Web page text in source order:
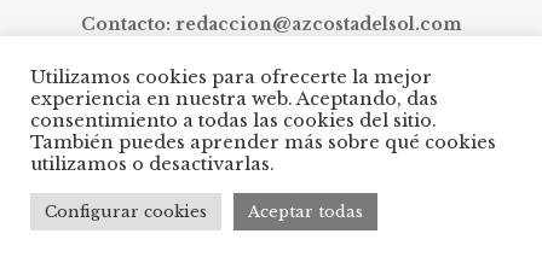
Contacto: redaccion@azcostadelsol.com
© 2025 AZ Costa del Sol - Diario digital de Málaga capital hasta
Manilva, pasando por Torremolinos, Benalmádena, Fuengirola,
Mijas, Ojén, Marbella, Istán, Benahavís, Estepona y Casares.
Utilizamos cookies para ofrecerte la mejor
experiencia en nuestra web. Aceptando, das
consentimiento a todas las cookies del sitio.
También puedes aprender más sobre qué cookies
utilizamos o desactivarlas.
Configurar cookies Aceptar todas